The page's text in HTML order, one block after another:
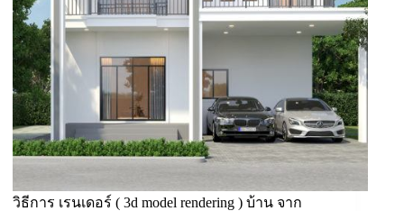
วิธีการ เรนเดอร์ ( 3d model rendering ) บ้าน จาก